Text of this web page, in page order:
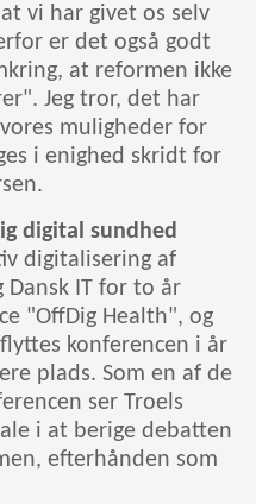
vi har givet os selv
er det også godt
at reformen ikke
Jeg tror, det har
muligheder for
i enighed skridt for
digital sundhed
digitalisering af
Dansk IT for to år
"OffDig Health", og
konferencen i år
plads. Som en af de
ser Troels
i at berige debatten
efterhånden som